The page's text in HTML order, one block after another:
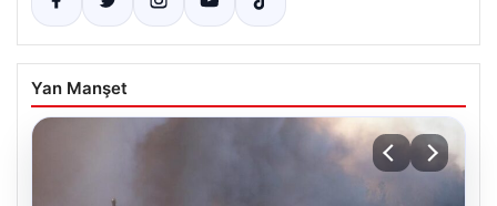
Yan Manşet